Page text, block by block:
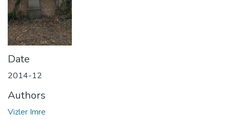
Date
2014-12
Authors
Vizler Imre